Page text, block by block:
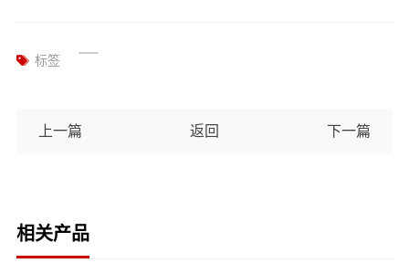
标签
上一篇 返回 下一篇
相关产品